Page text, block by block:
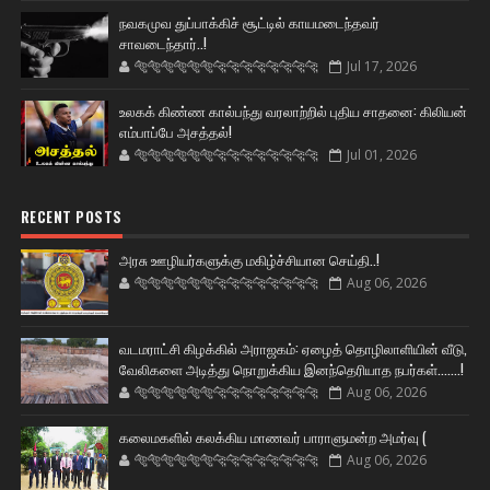
நவகமுவ துப்பாக்கிச் சூட்டில் காயமடைந்தவர்
சாவடைந்தார்..!
🐅🐅🐅🐅🐅🐅🐆🐆🐆🐆🐆🐆🐆🐆 Jul 17, 2026
உலகக் கிண்ண கால்பந்து வரலாற்றில் புதிய சாதனை: கிலியன்
எம்பாப்பே அசத்தல்!
🐅🐅🐅🐅🐅🐅🐆🐆🐆🐆🐆🐆🐆🐆 Jul 01, 2026
RECENT POSTS
அரசு ஊழியர்களுக்கு மகிழ்ச்சியான செய்தி..!
🐅🐅🐅🐅🐅🐅🐆🐆🐆🐆🐆🐆🐆🐆 Aug 06, 2026
வடமராட்சி கிழக்கில் அராஜகம்: ஏழைத் தொழிலாளியின் வீடு,
வேலிகளை அடித்து நொறுக்கிய இனந்தெரியாத நபர்கள்.......!
🐅🐅🐅🐅🐅🐅🐆🐆🐆🐆🐆🐆🐆🐆 Aug 06, 2026
கலைமகளில் கலக்கிய மாணவர் பாராளுமன்ற அமர்வு (
🐅🐅🐅🐅🐅🐅🐆🐆🐆🐆🐆🐆🐆🐆 Aug 06, 2026